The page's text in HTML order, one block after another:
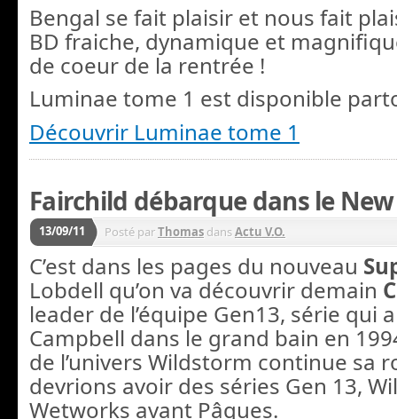
Bengal se fait plaisir et nous fait
BD fraiche, dynamique et
de coeur de la rentrée !
Luminae tome 1 est disponible
Découvrir Luminae tome 1
Fairchild débarque dans le
13/09/11 Posté parThomas dansActu V.O.
C’est dans les pages du nouveau
Lobdell qu’on va découvrir demain
leader de l’équipe Gen13, série qui
Campbell dans le grand bain en
de l’univers Wildstorm continue sa
devrions avoir des séries Gen 13,
Wetworks avant Pâques.